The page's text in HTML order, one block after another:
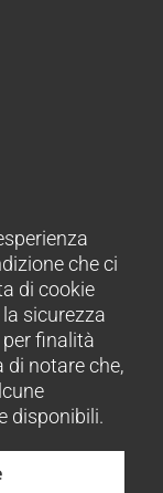
che ci
di cookie
sicurezza
finalità
di notare che,
disponibili.